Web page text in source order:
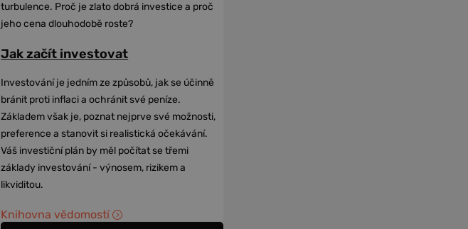
turbulence. Proč je zlato dobrá investice a proč
jeho cena dlouhodobě roste?
Jak začít investovat
Investování je jedním ze způsobů, jak se účinně
bránit proti inflaci a ochránit své peníze.
Základem však je, poznat nejprve své možnosti,
preference a stanovit si realistická očekávání.
Váš investiční plán by měl počítat se třemi
základy investování - výnosem, rizikem a
likviditou.
Knihovna vědomostí